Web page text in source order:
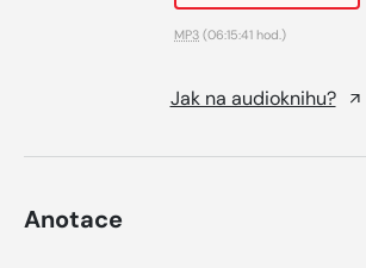
MP3 (06:15:41 hod.)
Jak na audioknihu?
Anotace